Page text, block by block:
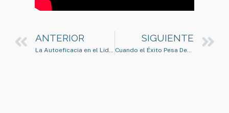
ANTERIOR SIGUIENTE
Cuando el Éxito Pesa Demasiado